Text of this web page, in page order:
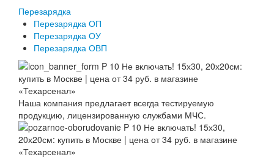
Перезарядка
Перезарядка ОП
Перезарядка ОУ
Перезарядка ОВП
Наша компания предлагает всегда тестируемую
продукцию, лицензированную службами МЧС.